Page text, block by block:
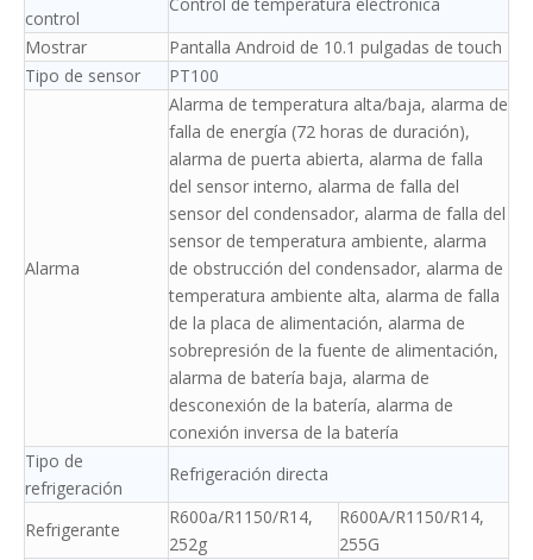
control
Control de temperatura electrónica
Mostrar
Pantalla Android de 10.1 pulgadas de touch
Tipo de sensor
PT100
Alarma
Alarma de temperatura alta/baja, alarma de
falla de energía (72 horas de duración),
alarma de puerta abierta, alarma de falla
del sensor interno, alarma de falla del
sensor del condensador, alarma de falla del
sensor de temperatura ambiente, alarma
de obstrucción del condensador, alarma de
temperatura ambiente alta, alarma de falla
de la placa de alimentación, alarma de
sobrepresión de la fuente de alimentación,
alarma de batería baja, alarma de
desconexión de la batería, alarma de
conexión inversa de la batería
Tipo de
refrigeración
Refrigeración directa
Refrigerante
R600a/R1150/R14,
252g
R600A/R1150/R14,
255G